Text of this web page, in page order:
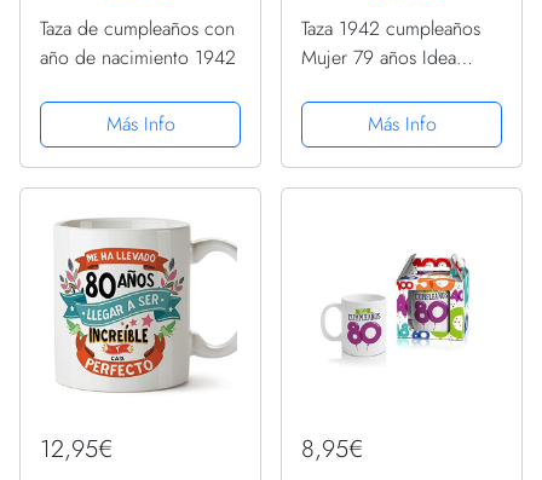
Taza de cumpleaños con
año de nacimiento 1942
Más Info
Taza 1942 cumpleaños
Mujer 79 años Idea
una mujer nacida en
1942
Más Info
12,95€ 8,95€